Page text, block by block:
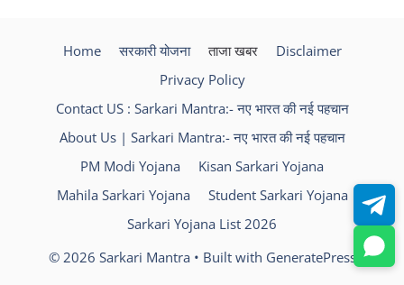
Home सरकारी योजना ताजा खबर
Disclaimer
Privacy Policy
Contact US : Sarkari Mantra:- नए भारत की नई पहचान
About Us | Sarkari Mantra:- नए भारत की नई पहचान
PM Modi Yojana
Kisan Sarkari Yojana
Mahila Sarkari Yojana
Student Sarkari Yojana
Sarkari Yojana List 2026
© 2026 Sarkari Mantra • Built with GeneratePress